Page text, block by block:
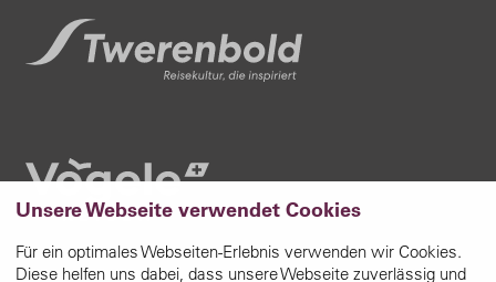
Unsere Webseite verwendet Cookies
Für ein optimales Webseiten-Erlebnis verwenden wir Cookies.
Diese helfen uns dabei, dass unsere Webseite zuverlässig und